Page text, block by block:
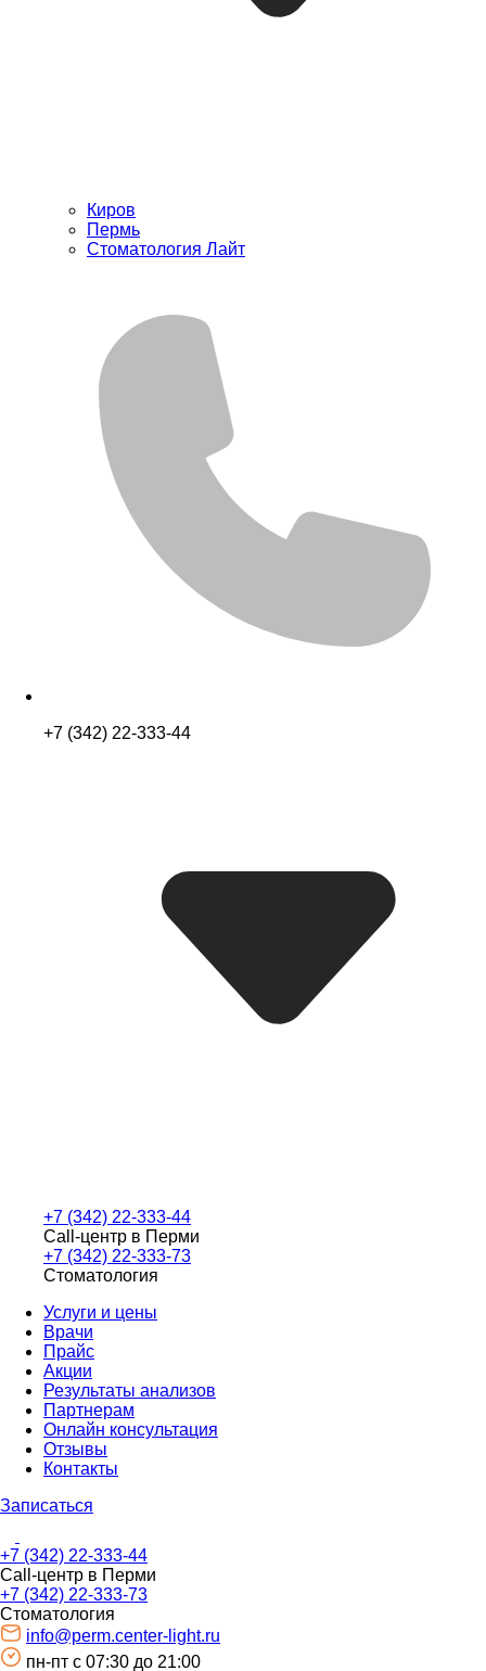
Киров
Пермь
Стоматология Лайт
+7 (342) 22-333-44
+7 (342) 22-333-44
Call-центр в Перми
+7 (342) 22-333-73
Стоматология
Услуги и цены
Врачи
Прайс
Акции
Результаты анализов
Партнерам
Онлайн консультация
Отзывы
Контакты
Записаться
+7 (342) 22-333-44
Call-центр в Перми
+7 (342) 22-333-73
Стоматология
info@perm.center-light.ru
пн-пт c 07:30 до 21:00